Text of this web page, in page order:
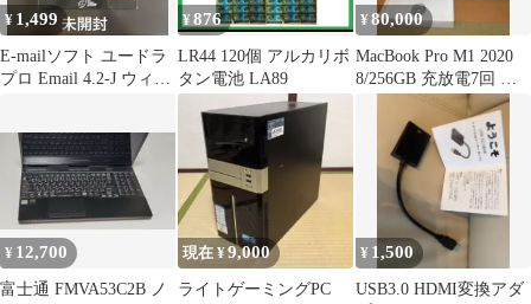
¥ 1,499
E-mailソフト ユードラ
プロ Email 4.2-J ウィン
¥876
LR44 120個 アルカリボ
タン電池 LA89
¥80,000
MacBook Pro M1 2020
8/256GB 充放電7回 美
¥ 12,700
富士通 FMVA53C2B ノ
現在 ¥9,000
ライトゲーミングPC
¥ 1,500
USB3.0 HDMI変換アダ